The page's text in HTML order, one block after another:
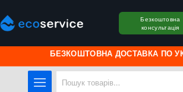
БЕЗКОШТОВНА ДОСТАВКА ПО
Безкоштовна
консультація